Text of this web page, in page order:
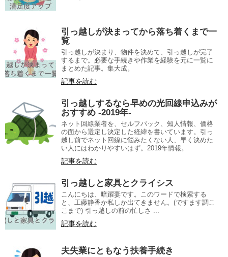
引っ越しが決まってから落ち着くまで一
覧
引っ越しが決まり、物件を決めて、引っ越しが完了
するまで。必要な手続きや作業を経験を元に一覧に
まとめた記事。集大成。
記事を読む
引っ越しするなら早めの光回線申込みが
おすすめ -2019年-
ネット回線業者を、セルフバック、知人情報、価格
の面から選定し決定した経緯を書いています。引っ
越し前でネット回線に悩みたくない人、早く決めた
い人にはわかりやすいはず。2019年情報。
記事を読む
引っ越しと家具とクライシス
こんにちは、暗躍妻です。このワードで検索する
と、工藤静香か私しか出てきません。(ですます調こ
こまで) 引っ越しの前の忙しさ ...
記事を読む
夫失業にともなう扶養手続き